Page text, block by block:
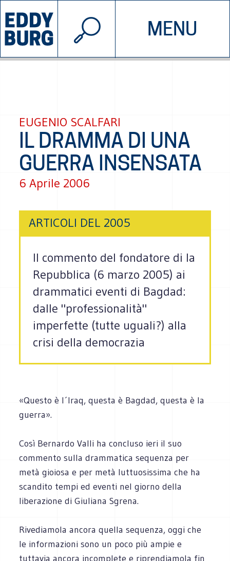
MENU
INIZIATIVE CHI SIAMO
© 2026 EDDYBURG
EUGENIO SCALFARI
IL DRAMMA DI UNA
GUERRA INSENSATA
6 Aprile 2006
ARTICOLI DEL 2005
Il commento del fondatore di la
Repubblica (6 marzo 2005) ai
drammatici eventi di Bagdad:
dalle "professionalità"
imperfette (tutte uguali?) alla
crisi della democrazia
«Questo è l´Iraq, questa è Bagdad, questa è la
guerra».
Così Bernardo Valli ha concluso ieri il suo
commento sulla drammatica sequenza per
metà gioiosa e per metà luttuosissima che ha
scandito tempi ed eventi nel giorno della
liberazione di Giuliana Sgrena.
Rivediamola ancora quella sequenza, oggi che
le informazioni sono un poco più ampie e
tuttavia ancora incomplete e riprendiamola fin